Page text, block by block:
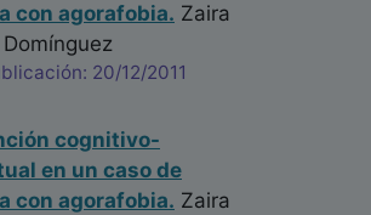
con agorafobia. Zaira
20/12/2011
cognitivo-
en un caso de
con agorafobia. Zaira